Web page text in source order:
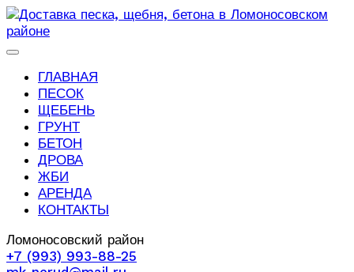
ГЛАВНАЯ
ПЕСОК
ЩЕБЕНЬ
ГРУНТ
БЕТОН
ДРОВА
ЖБИ
АРЕНДА
КОНТАКТЫ
Ломоносовский район
+7 (993) 993-88-25